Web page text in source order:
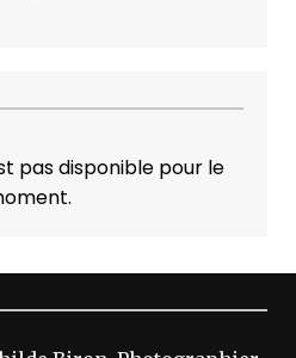
pas disponible pour le